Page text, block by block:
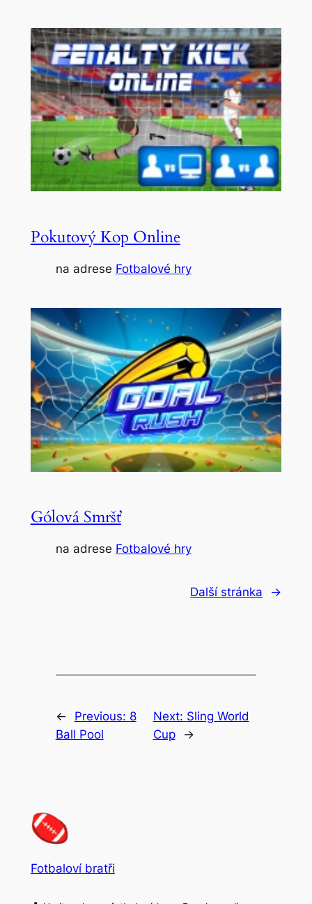
Pokutový Kop Online
na adrese Fotbalové hry
Gólová Smršť
na adrese Fotbalové hry
Další stránka →
← Previous: 8
Ball Pool
Next: Sling World
Cup
→
Fotbaloví bratři